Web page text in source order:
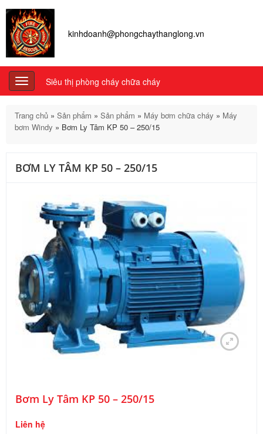
kinhdoanh@phongchaythanglong.vn
Toggle
navigation
Siêu thị phòng cháy chữa cháy
Trang chủ » Sản phẩm » Sản phẩm » Máy bơm chữa cháy » Máy
bơm Windy » Bơm Ly Tâm KP 50 – 250/15
BƠM LY TÂM KP 50 – 250/15
Bơm Ly Tâm KP 50 – 250/15
Liên hệ